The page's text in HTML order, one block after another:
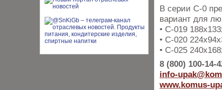
В серии С-0
вариант для
• С-019
• С-020
• С-025
8 (800) 100-14-
info-
www.komus-